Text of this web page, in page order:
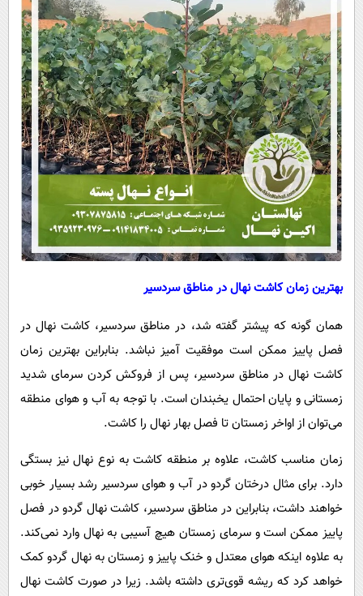
بهترین زمان کاشت نهال در مناطق سردسیر
همان گونه که پیشتر گفته شد، در مناطق سردسیر، کاشت نهال در
فصل پاییز ممکن است موفقیت آمیز نباشد. بنابراین بهترین زمان
کاشت نهال در مناطق سردسیر، پس از فروکش کردن سرمای شدید
زمستانی و پایان احتمال یخبندان است. با توجه به آب و هوای منطقه
می‌توان از اواخر زمستان تا فصل بهار نهال را کاشت.
زمان مناسب کاشت، علاوه بر منطقه کاشت به نوع نهال نیز بستگی
دارد. برای مثال درختان گردو در آب و هوای سردسیر رشد بسیار خوبی
خواهند داشت، بنابراین در مناطق سردسیر، کاشت نهال گردو در فصل
پاییز ممکن است و سرمای زمستان هیچ آسیبی به نهال وارد نمی‌کند.
به علاوه اینکه هوای معتدل و خنک پاییز و زمستان به نهال گردو کمک
خواهد کرد که ریشه قوی‌تری داشته باشد. زیرا در صورت کاشت نهال